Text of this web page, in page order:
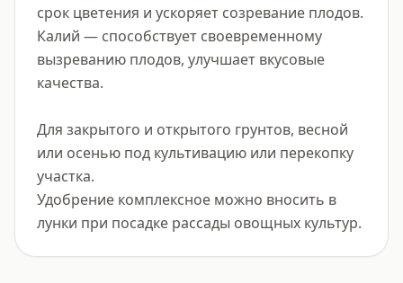
срок цветения и ускоряет созревание плодов.
Калий — способствует своевременному
вызреванию плодов, улучшает вкусовые
качества.
Для закрытого и открытого грунтов, весной
или осенью под культивацию или перекопку
участка.
Удобрение комплексное можно вносить в
лунки при посадке рассады овощных культур.